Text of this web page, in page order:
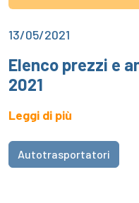
13/05/2021
Elenco prezzi e
2021
Leggi di più
Autotrasportatori